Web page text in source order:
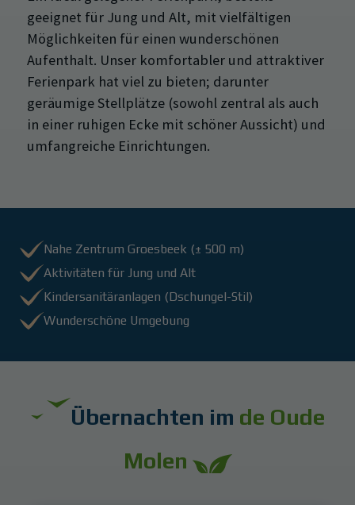
geeignet für Jung und Alt, mit vielfältigen
Möglichkeiten für einen wunderschönen
Aufenthalt. Unser komfortabler und attraktiver
Ferienpark hat viel zu bieten; darunter
geräumige Stellplätze (sowohl zentral als auch
in einer ruhigen Ecke mit schöner Aussicht) und
umfangreiche Einrichtungen.
Nahe Zentrum Groesbeek (± 500 m)
Aktivitäten für Jung und Alt
Kindersanitäranlagen (Dschungel-Stil)
Wunderschöne Umgebung
Übernachten im de Oude
Molen